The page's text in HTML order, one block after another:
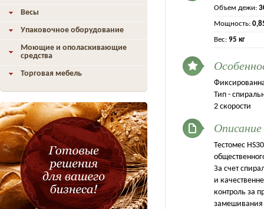
Объем дежи:
Мощность:
Вес: 95 кг
Тип -
2 скорости
Описание
Тестомес
За счет
и
контроль за
замешивания
Весы
Упаковочное оборудование
Моющие и ополаскивающие
средства
Торговая мебель